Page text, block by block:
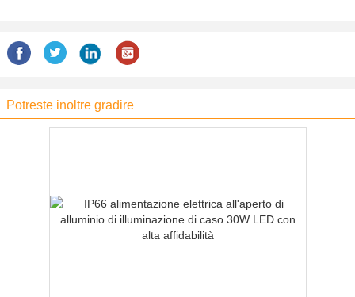
Potreste inoltre gradire